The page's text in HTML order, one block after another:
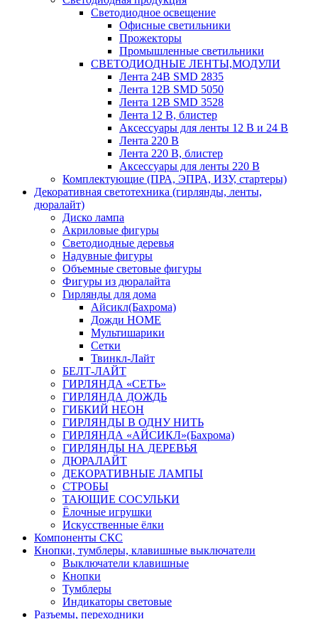
Светодиодное освещение
Офисные светильники
Прожекторы
Промышленные светильники
СВЕТОДИОДНЫЕ ЛЕНТЫ,МОДУЛИ
Лента 24В SMD 2835
Лента 12В SMD 5050
Лента 12В SMD 3528
Лента 12 В, блистер
Аксессуары для ленты 12 В и 24 В
Лента 220 В
Лента 220 В, блистер
Аксессуары для ленты 220 В
Комплектующие (ПРА, ЭПРА, ИЗУ, стартеры)
Декоративная светотехника (гирлянды, ленты,
дюралайт)
Диско лампа
Акриловые фигуры
Светодиодные деревья
Надувные фигуры
Объемные световые фигуры
Фигуры из дюралайта
Гирлянды для дома
Айсикл(Бахрома)
Дожди HOME
Мультишарики
Сетки
Твинкл-Лайт
БЕЛТ-ЛАЙТ
ГИРЛЯНДА «СЕТЬ»
ГИРЛЯНДА ДОЖДЬ
ГИБКИЙ НЕОН
ГИРЛЯНДЫ В ОДНУ НИТЬ
ГИРЛЯНДА «АЙСИКЛ»(Бахрома)
ГИРЛЯНДЫ НА ДЕРЕВЬЯ
ДЮРАЛАЙТ
ДЕКОРАТИВНЫЕ ЛАМПЫ
СТРОБЫ
ТАЮЩИЕ СОСУЛЬКИ
Ёлочные игрушки
Искусственные ёлки
Компоненты СКС
Кнопки, тумблеры, клавишные выключатели
Выключатели клавишные
Кнопки
Тумблеры
Индикаторы световые
Разъемы, переходники